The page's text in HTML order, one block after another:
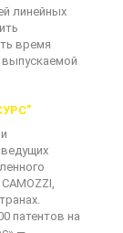
линейных
время
патентов на